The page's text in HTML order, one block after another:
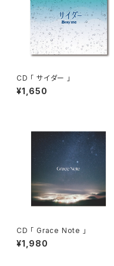
CD 「 サイダー 」
¥1,650
CD 「 Grace Note 」
¥1,980